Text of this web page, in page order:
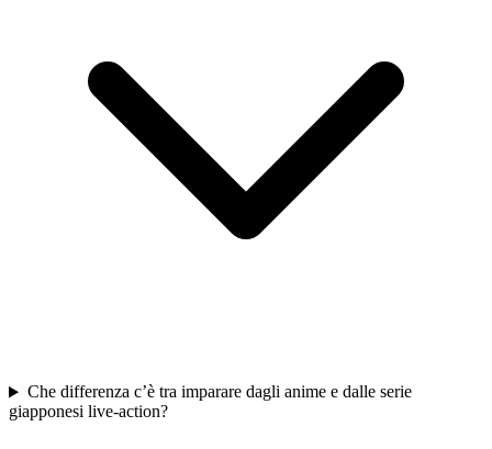
Che differenza c’è tra imparare dagli anime e dalle serie
giapponesi live-action?